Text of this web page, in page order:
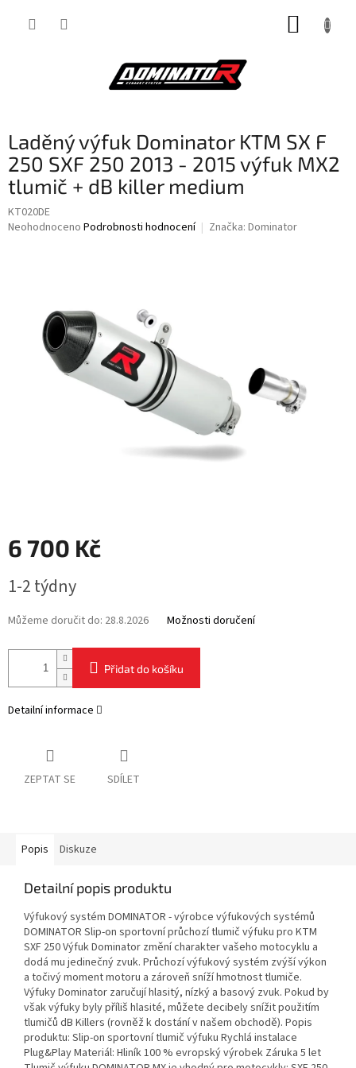
Laděný výfuk Dominator KTM SX F
250 SXF 250 2013 - 2015 výfuk MX2
tlumič + dB killer medium
KT020DE
Průměrné
hvězdiček.
Neohodnoceno Podrobnosti hodnocení Značka: Dominator
6 700 Kč
cena:
1-2 týdny
Můžeme doručit do: 28.8.2026 Možnosti doručení
Přidat do košíku
Detailní informace
ZEPTAT SE SDÍLET
Popis Diskuze
Detailní popis produktu
Výfukový systém DOMINATOR - výrobce výfukových systémů
DOMINATOR Slip-on sportovní průchozí tlumič výfuku pro KTM
SXF 250 Výfuk Dominator změní charakter vašeho motocyklu a
dodá mu jedinečný zvuk. Průchozí výfukový systém zvýší výkon
a točivý moment motoru a zároveň sníží hmotnost tlumiče.
Výfuky Dominator zaručují hlasitý, nízký a basový zvuk. Pokud by
však výfuky byly příliš hlasité, můžete decibely snížit použitím
tlumičů dB Killers (rovněž k dostání v našem obchodě). Popis
produktu: Slip-on sportovní tlumič výfuku Rychlá instalace
Plug&Play Materiál: Hliník 100 % evropský výrobek Záruka 5 let